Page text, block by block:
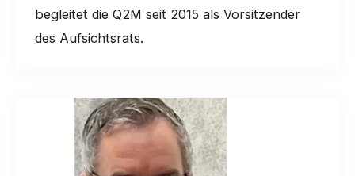
begleitet die Q2M seit 2015 als Vorsitzender
des Aufsichtsrats.